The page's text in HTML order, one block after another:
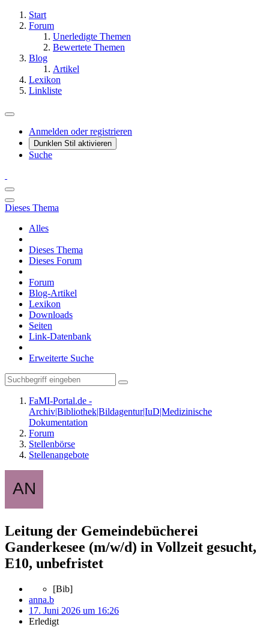
Start
Forum
Unerledigte Themen
Bewertete Themen
Blog
Artikel
Lexikon
Linkliste
Anmelden oder registrieren
Dunklen Stil aktivieren
Suche
Dieses Thema
Alles
Dieses Thema
Dieses Forum
Forum
Blog-Artikel
Lexikon
Downloads
Seiten
Link-Datenbank
Erweiterte Suche
FaMI-Portal.de -
Archiv|Bibliothek|Bildagentur|IuD|Medizinische
Dokumentation
Forum
Stellenbörse
Stellenangebote
Leitung der Gemeindebücherei
Ganderkesee (m/w/d) in Vollzeit gesucht,
E10, unbefristet
[Bib]
anna.b
17. Juni 2026 um 16:26
Erledigt